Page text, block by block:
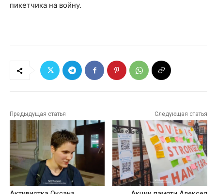
пикетчика на войну.
Предыдущая статья Следующая статья